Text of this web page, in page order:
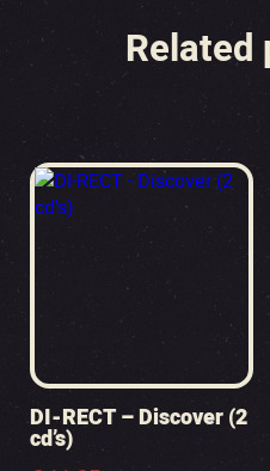
Related
DI-RECT – Discover (2
cd’s)